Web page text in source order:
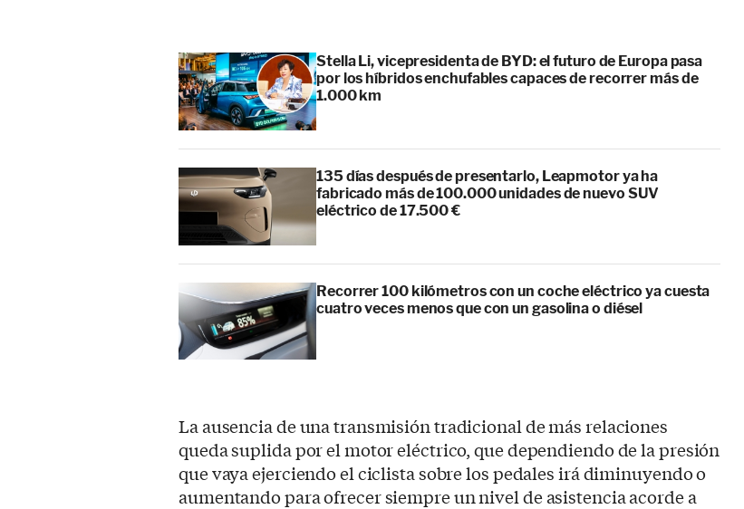
Stella Li, vicepresidenta de BYD: el futuro de Europa pasa
por los híbridos enchufables capaces de recorrer más de
1.000 km
135 días después de presentarlo, Leapmotor ya ha
fabricado más de 100.000 unidades de nuevo SUV
eléctrico de 17.500 €
Recorrer 100 kilómetros con un coche eléctrico ya cuesta
cuatro veces menos que con un gasolina o diésel
La ausencia de una transmisión tradicional de más relaciones
queda suplida por el motor eléctrico, que dependiendo de la presión
que vaya ejerciendo el ciclista sobre los pedales irá diminuyendo o
aumentando para ofrecer siempre un nivel de asistencia acorde a